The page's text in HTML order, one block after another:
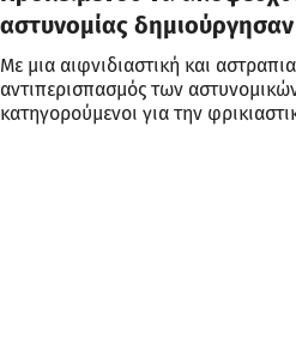
αστυνομίας
Με μια αιφνιδιαστική και
αντιπερισπασμός των
κατηγορούμενοι για την